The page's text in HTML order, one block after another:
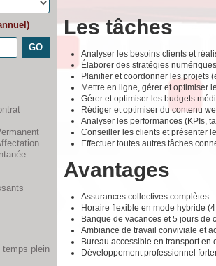
temps plein
Les tâches
Analyser les besoins clients et
Élaborer des stratégies
Planifier et coordonner les projets
Mettre en ligne, gérer et optimiser
Gérer et optimiser les budgets
Rédiger et optimiser du contenu
Analyser les performances (KPIs,
Conseiller les clients et présenter
Effectuer toutes autres tâches
Avantages
Assurances collectives complètes.
Horaire flexible en mode hybride
Banque de vacances et 5 jours de
Ambiance de travail conviviale et
Bureau accessible en transport en
Développement professionnel